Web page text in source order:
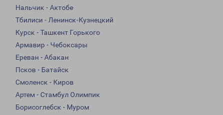
Нальчик - Актобе
Тбилиси - Ленинск-Кузнецкий
Курск - Ташкент Горького
Армавир - Чебоксары
Ереван - Абакан
Псков - Батайск
Смоленск - Киров
Артем - Стамбул Олимпик
Борисоглебск - Муром